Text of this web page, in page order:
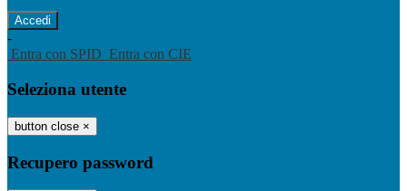
-
Entra con SPID Entra con CIE
Seleziona utente
button close ×
Recupero password